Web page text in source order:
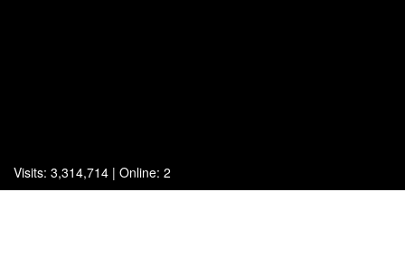
Visits: 3,314,714 | Online: 2